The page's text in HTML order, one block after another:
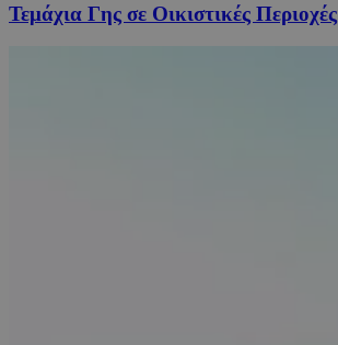
Τεμάχια Γης σε Οικιστικές Περιοχές